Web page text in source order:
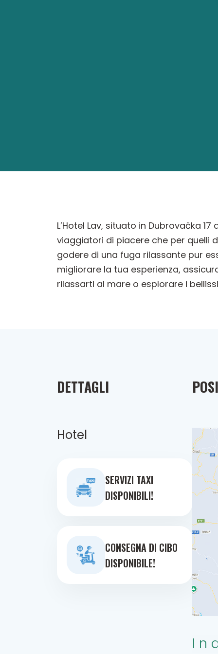
L’Hotel Lav, situato in Dubrovačka
viaggiatori di piacere che per quelli
godere di una fuga rilassante pur
migliorare la tua esperienza,
rilassarti al mare o esplorare i
DETTAGLI
Hotel
SERVIZI TAXI
DISPONIBILI!
CONSEGNA DI CIBO
DISPONIBILE!